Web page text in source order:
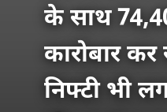
के साथ
कारोबार कर
निफ्टी भी